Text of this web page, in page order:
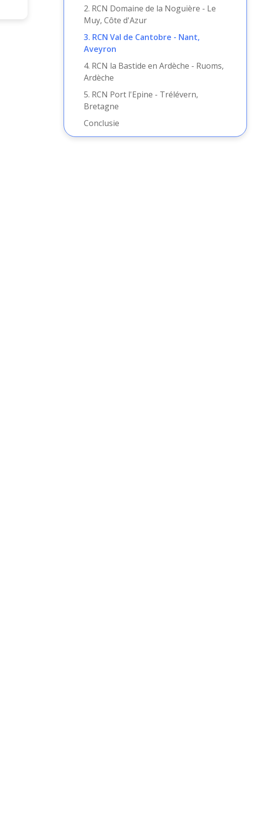
2. RCN Domaine de la Noguière - Le
Muy, Côte d'Azur
3. RCN Val de Cantobre - Nant,
Aveyron
4. RCN la Bastide en Ardèche - Ruoms,
Ardèche
5. RCN Port l'Epine - Trélévern,
Bretagne
Conclusie